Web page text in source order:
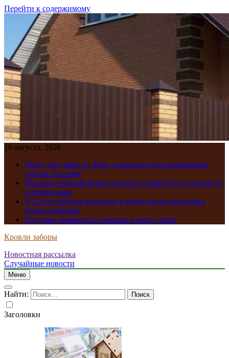
Перейти к содержимому
10 августа, 2026
Чаще пить кофе на фоне снижения цены кофемашин
начали россияне
Япония и Южная Корея провели совместную валютную
интервенцию
В 23 российских регионах в конце июля снизились
цены на бензин
Продажи армянского коньяка и вина упали
Кровли заборы
Новостная рассылка
Случайные новости
Меню
Найти:
Заголовки